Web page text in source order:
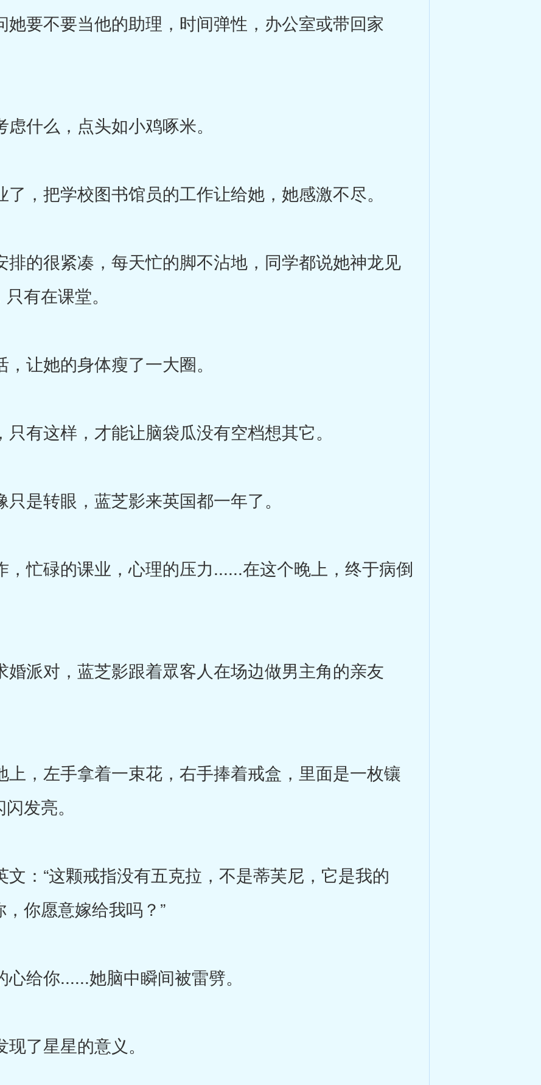
要不要当他的助理，时间弹性，办公室或带回家
什么，点头如小鸡啄米。
，把学校图书馆员的工作让给她，她感激不尽。
的很紧凑，每天忙的脚不沾地，同学都说她神龙见
有在课堂。
让她的身体瘦了一大圈。
有这样，才能让脑袋瓜没有空档想其它。
是转眼，蓝芝影来英国都一年了。
忙碌的课业，心理的压力......在这个晚上，终于病倒
派对，蓝芝影跟着眾客人在场边做男主角的亲友
，左手拿着一束花，右手捧着戒盒，里面是一枚镶
发亮。
：“这颗戒指没有五克拉，不是蒂芙尼，它是我的
你愿意嫁给我吗？”
给你......她脑中瞬间被雷劈。
了星星的意义。